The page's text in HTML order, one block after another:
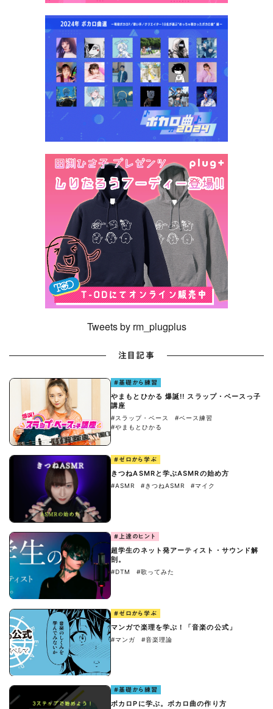
Tweets by rm_plugplus
注目記事
#基礎から練習
やまもとひかる 爆誕!! スラップ・ベースっ子
講座
#スラップ・ベース
#ベース練習
#やまもとひかる
#ゼロから学ぶ
きつねASMRと学ぶASMRの始め方
#ASMR #きつねASMR #マイク
#上達のヒント
超学生のネット発アーティスト・サウンド解
剖。
#DTM #歌ってみた
#ゼロから学ぶ
マンガで楽理を学ぶ！「音楽の公式」
#マンガ #音楽理論
#基礎から練習
ボカロPに学ぶ。ボカロ曲の作り方